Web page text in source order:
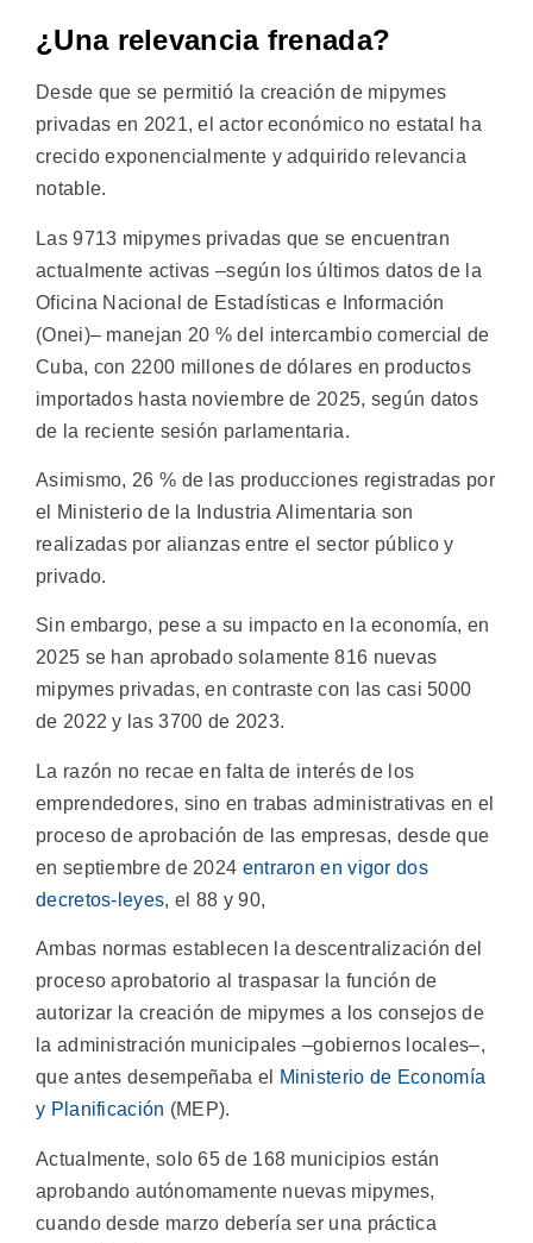
¿Una relevancia frenada?
Desde que se permitió la creación de mipymes
privadas en 2021, el actor económico no estatal ha
crecido exponencialmente y adquirido relevancia
notable.
Las 9713 mipymes privadas que se encuentran
actualmente activas –según los últimos datos de la
Oficina Nacional de Estadísticas e Información
(Onei)– manejan 20 % del intercambio comercial de
Cuba, con 2200 millones de dólares en productos
importados hasta noviembre de 2025, según datos
de la reciente sesión parlamentaria.
Asimismo, 26 % de las producciones registradas por
el Ministerio de la Industria Alimentaria son
realizadas por alianzas entre el sector público y
privado.
Sin embargo, pese a su impacto en la economía, en
2025 se han aprobado solamente 816 nuevas
mipymes privadas, en contraste con las casi 5000
de 2022 y las 3700 de 2023.
La razón no recae en falta de interés de los
emprendedores, sino en trabas administrativas en el
proceso de aprobación de las empresas, desde que
en septiembre de 2024 entraron en vigor dos
decretos-leyes, el 88 y 90,
Ambas normas establecen la descentralización del
proceso aprobatorio al traspasar la función de
autorizar la creación de mipymes a los consejos de
la administración municipales –gobiernos locales–,
que antes desempeñaba el
Ministerio de Economía
y Planificación (MEP).
Actualmente, solo 65 de 168 municipios están
aprobando autónomamente nuevas mipymes,
cuando desde marzo debería ser una práctica